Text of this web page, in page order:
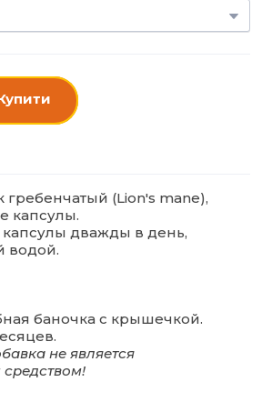
гребенчатый (Lion's mane),
капсулы.
капсулы дважды в день,
водой.
баночка с крышечкой.
не является